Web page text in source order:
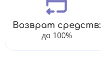
Возврат средств:
до 100%